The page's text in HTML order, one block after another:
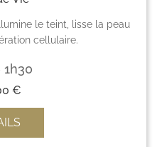
le teint, lisse la peau
cellulaire.
€